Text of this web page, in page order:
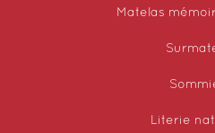
Matelas
Literie